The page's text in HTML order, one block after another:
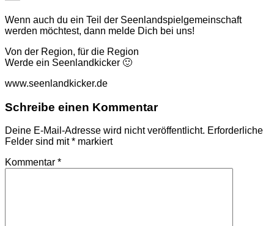
Wenn auch du ein Teil der Seenlandspielgemeinschaft
werden möchtest, dann melde Dich bei uns!
Von der Region, für die Region
Werde ein Seenlandkicker 🙂
www.seenlandkicker.de
Schreibe einen Kommentar
Deine E-Mail-Adresse wird nicht veröffentlicht. Erforderliche
Felder sind mit* markiert
Kommentar *